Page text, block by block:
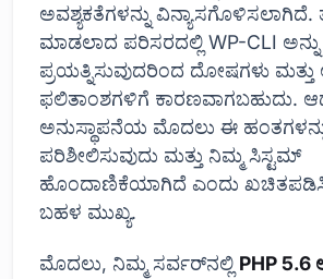
ಅವಶ್ಯಕತೆಗಳನ್ನು ವಿನ್ಯಾಸಗೊಳಿಸಲಾಗಿದೆ.
ಮಾಡಲಾದ ಪರಿಸರದಲ್ಲಿ WP-CLI
ಪ್ರಯತ್ನಿಸುವುದರಿಂದ ದೋಷಗಳು ಮತ್ತು
ಫಲಿತಾಂಶಗಳಿಗೆ ಕಾರಣವಾಗಬಹುದು.
ಅನುಸ್ಥಾಪನೆಯ ಮೊದಲು ಈ
ಪರಿಶೀಲಿಸುವುದು ಮತ್ತು ನಿಮ್ಮ ಸಿಸ್ಟಮ್
ಹೊಂದಾಣಿಕೆಯಾಗಿದೆ ಎಂದು
ಬಹಳ ಮುಖ್ಯ.
ಮೊದಲು, ನಿಮ್ಮ ಸರ್ವರ್‌ನಲ್ಲಿ PHP 5.6